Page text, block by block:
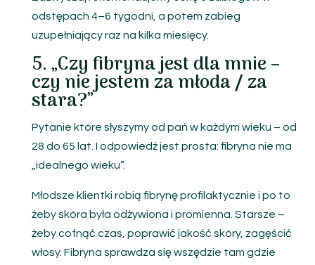
odstępach 4–6 tygodni, a potem zabieg
uzupełniający raz na kilka miesięcy.
5. „Czy fibryna jest dla mnie –
czy nie jestem za młoda / za
stara?”
Pytanie które słyszymy od pań w każdym wieku – od
28 do 65 lat. I odpowiedź jest prosta: fibryna nie ma
„idealnego wieku”.
Młodsze klientki robią fibrynę profilaktycznie i po to
żeby skóra była odżywiona i promienna. Starsze –
żeby cofnąć czas, poprawić jakość skóry, zagęścić
włosy. Fibryna sprawdza się wszędzie tam gdzie